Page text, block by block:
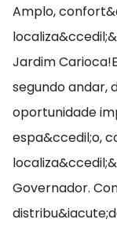
Amplo,
Jardim
segundo andar,
oportunidade
espa&ccedil;o,
Governador.